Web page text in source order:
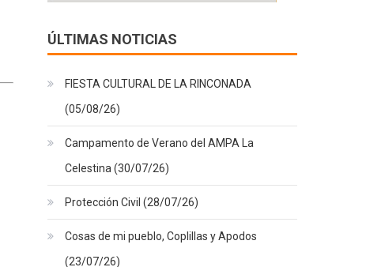
ÚLTIMAS NOTICIAS
FIESTA CULTURAL DE LA RINCONADA
(05/08/26)
Campamento de Verano del AMPA La
Celestina (30/07/26)
Protección Civil (28/07/26)
Cosas de mi pueblo, Coplillas y Apodos
(23/07/26)